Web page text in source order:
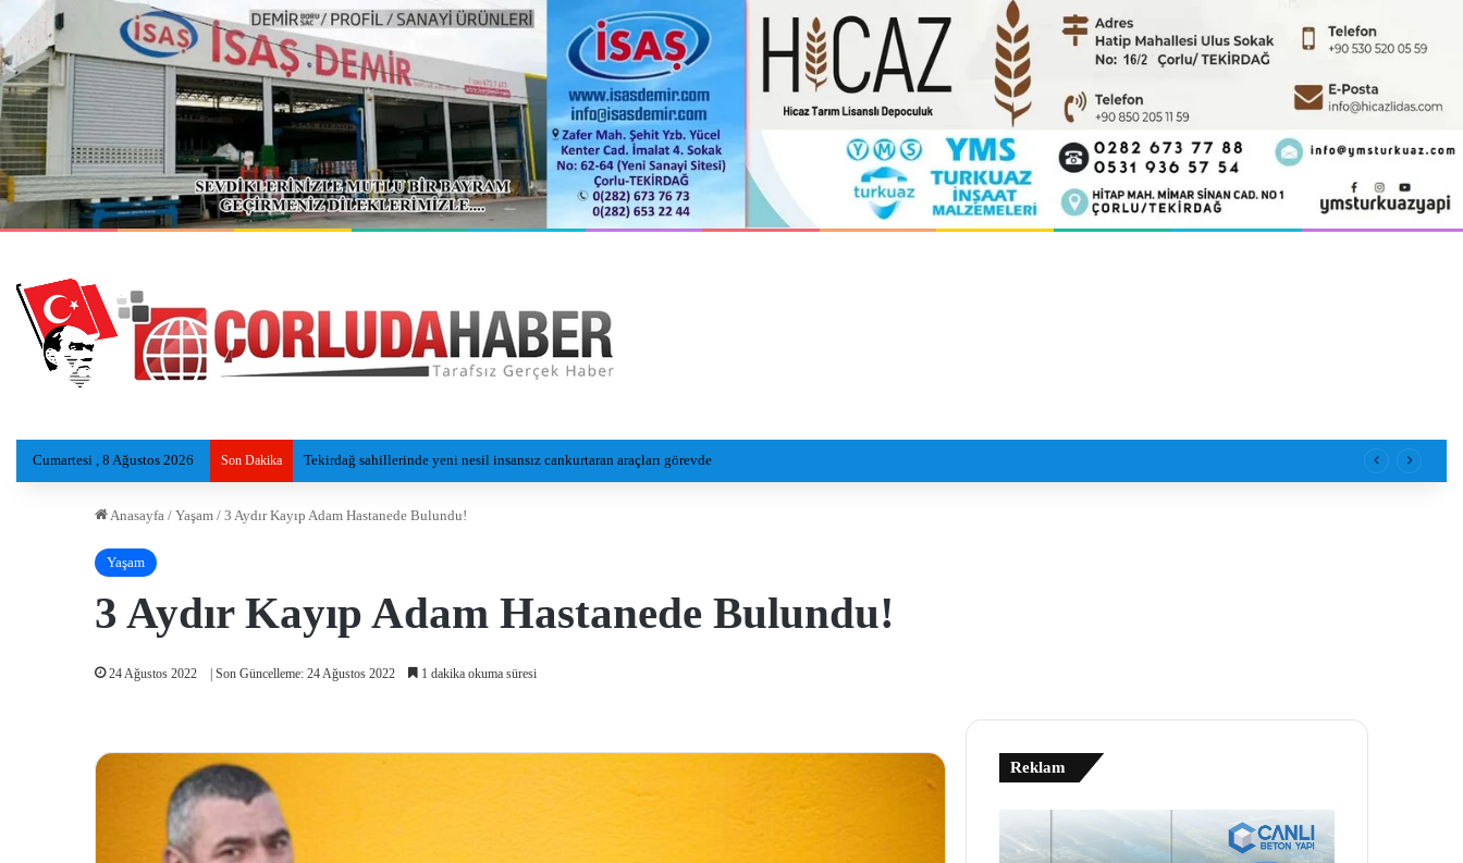
Cumartesi , 8 Ağustos 2026 Son Dakika Kazada ölen Utku, gözyaşlarıyla toprağa verildi
Anasayfa / Yaşam / 3 Aydır Kayıp Adam Hastanede Bulundu!
Yaşam
3 Aydır Kayıp Adam Hastanede Bulundu!
24 Ağustos 2022 | Son Güncelleme: 24 Ağustos 2022 1 dakika okuma süresi
Reklam